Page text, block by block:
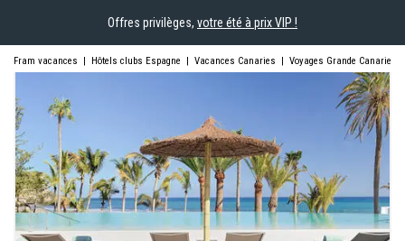
Offres privilèges, votre été à prix VIP !
Fram vacances | Hôtels clubs Espagne | Vacances Canaries | Voyages Grande Canarie